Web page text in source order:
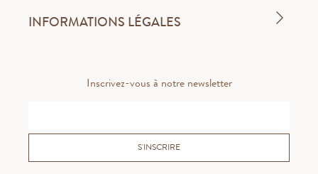
INFORMATIONS LÉGALES
Inscrivez-vous à notre newsletter
S'INSCRIRE